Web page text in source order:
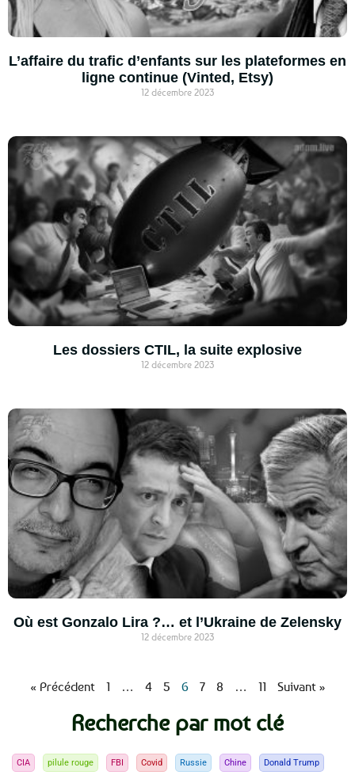
L’affaire du trafic d’enfants sur les plateformes en
ligne continue (Vinted, Etsy)
12 décembre 2023
Les dossiers CTIL, la suite explosive
12 décembre 2023
Où est Gonzalo Lira ?… et l’Ukraine de Zelensky
12 décembre 2023
« Précédent 1 … 4 5 6 7 8 … 11 Suivant »
Recherche par mot clé
CIA pilule rouge FBI Covid Russie Chine Donald Trump